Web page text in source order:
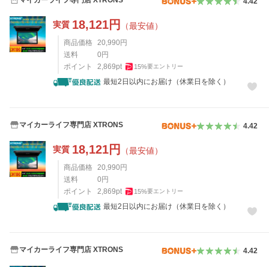
実質 18,121円 （最安値）
商品価格 20,990 円
送料
0 円
ポイント
2,869pt 15%要エントリー
最短2日以内にお届け（休業日を除く）
マイカーライフ専門店 XTRONS 4.42
実質 18,121円 （最安値）
商品価格 20,990 円
送料
0 円
ポイント
2,869pt 15%要エントリー
最短2日以内にお届け（休業日を除く）
マイカーライフ専門店 XTRONS 4.42